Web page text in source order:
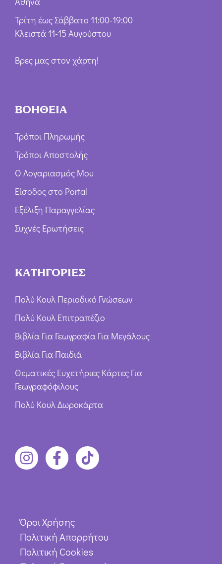
Τρίτη έως Σάββατο 11:00-19:00
Κλειστά 11-15 Αυγούστου
Βρες μας στον χάρτη!
ΒΟΗΘΕΙΑ
Τρόποι Πληρωμής
Τρόποι Αποστολής
Ο Λογαριασμός Μου
Είσοδος στο Portal
Εξέλιξη Παραγγελίας
Συχνές Ερωτήσεις
ΚΑΤΗΓΟΡΙΕΣ
Πολύ Κουλ Περιοδικό Γνώσεων
Πολύ Κουλ Επιτραπέζιο
Βιβλία Για Γεωγραφία Για Μεγάλους
Βιβλία Για Παιδιά
Θεματικές Ευχετήριες Κάρτες Για
Γεωγραφόφιλους
Πολύ Κουλ Δωροκάρτα
Όροι Χρήσης
Πολιτική Απορρήτου
Πολιτική Cookies